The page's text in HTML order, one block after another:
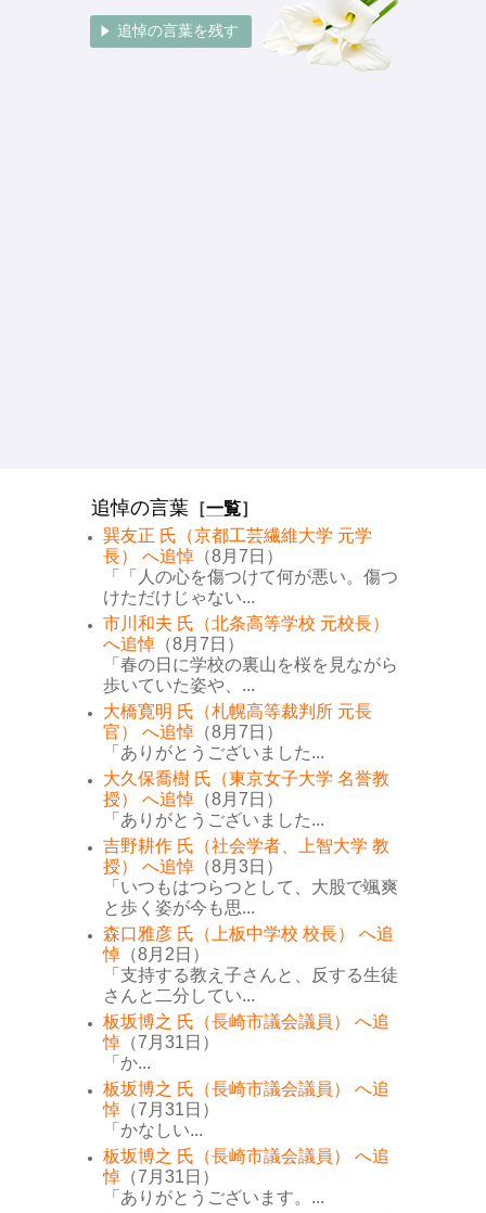
追悼の言葉 ［一覧］
巽友正 氏（京都工芸繊維大学 元学
長） へ追悼 （8月7日）
「「人の心を傷つけて何が悪い。傷つ
けただけじゃない...
市川和夫 氏（北条高等学校 元校長）
へ追悼 （8月7日）
「春の日に学校の裏山を桜を見ながら
歩いていた姿や、...
大橋寛明 氏（札幌高等裁判所 元長
官） へ追悼 （8月7日）
「ありがとうございました...
大久保喬樹 氏（東京女子大学 名誉教
授） へ追悼 （8月7日）
「ありがとうございました...
吉野耕作 氏（社会学者、上智大学 教
授） へ追悼 （8月3日）
「いつもはつらつとして、大股で颯爽
と歩く姿が今も思...
森口雅彦 氏（上板中学校 校長） へ追
悼 （8月2日）
「支持する教え子さんと、反する生徒
さんと二分してい...
板坂博之 氏（長崎市議会議員） へ追
悼 （7月31日）
「か...
板坂博之 氏（長崎市議会議員） へ追
悼 （7月31日）
「かなしい...
板坂博之 氏（長崎市議会議員） へ追
悼 （7月31日）
「ありがとうございます。...